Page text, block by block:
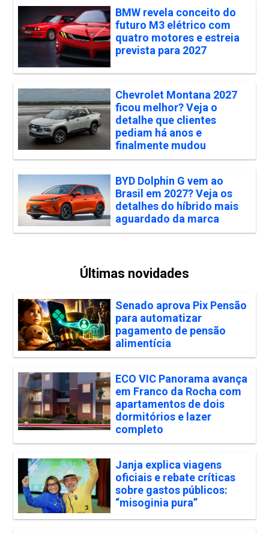
BMW revela conceito do
futuro M3 elétrico com
quatro motores e estreia
prevista para 2027
Chevrolet Montana 2027
ficou melhor? Veja o
detalhe que clientes
pediam há anos e
finalmente mudou
BYD Dolphin G vem ao
Brasil em 2027? Veja os
detalhes do híbrido mais
aguardado da marca
Últimas novidades
Senado aprova Pix Pensão
para automatizar
pagamento de pensão
alimentícia
ECO VIC Panorama avança
em Franco da Rocha com
apartamentos de dois
dormitórios e lazer
completo
Janja explica viagens
oficiais e rebate críticas
sobre gastos públicos:
“misoginia pura”